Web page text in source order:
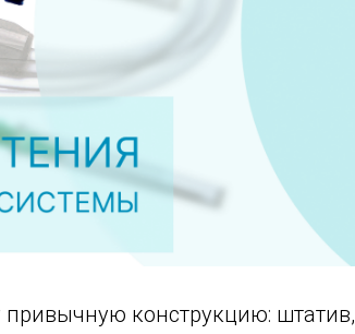
конструкцию: штатив,